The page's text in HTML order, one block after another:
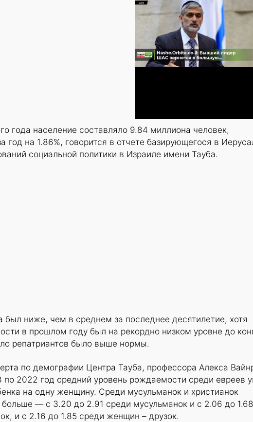
года население составляло 9.84 миллиона человек,
год на 1.86%, говорится в отчете базирующегося в
социальной политики в Израиле имени Тауба.
был ниже, чем в среднем за последнее десятилетие, хотя
в прошлом году был на рекордно низком уровне до
репатриантов было выше нормы.
по демографии Центра Тауба, профессора Алекса
по 2022 год средний уровень рождаемости среди евреев
на одну женщину. Среди мусульманок и христианок
— с 3.20 до 2.91 среди мусульманок и с 2.06 до 1.68
и с 2.16 до 1.85 среди женщин – друзок.